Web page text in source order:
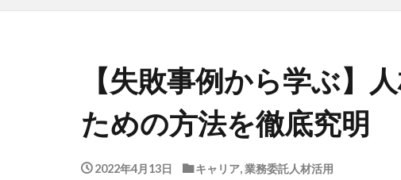
【失敗事例から学ぶ】
ための方法を徹底究明
2022年4月13日 キャリア,業務委託人材活用